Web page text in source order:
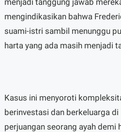
mengindikasikan bahwa
suami-istri sambil menunggu
harta yang ada masih menjadi
Kasus ini menyoroti
berinvestasi dan berkeluarga di
perjuangan seorang ayah demi